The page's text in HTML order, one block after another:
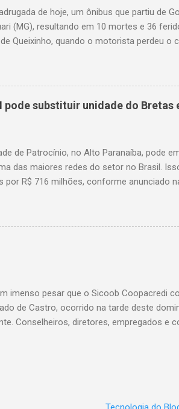
de hoje, um ônibus que partiu de
(MG), resultando em 10 mortes e 36
Queixinho, quando o motorista perdeu o
Nove dos feridos estão em estado
pode substituir unidade do
de Patrocínio, no Alto Paranaíba, pode
das maiores redes do setor no Brasil.
por R$ 716 milhões, conforme anunciado
localizado na Avenida Altino
a possibilidade de que essa unidade seja
que faturou R$ ...
imenso pesar que o Sicoob Coopacredi
de Castro, ocorrido na tarde deste
Conselheiros, diretores, empregados e
de Castro foi um verdadeiro pilar da